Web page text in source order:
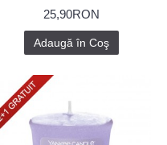
25,90RON
Adaugă în Coş